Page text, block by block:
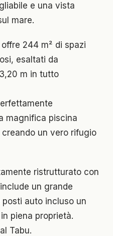
e una vista
mare.
244 m² di spazi
esaltati da
m in tutto
magnifica piscina
un vero rifugio
ristrutturato con
un grande
auto incluso un
piena proprietà.
Tabu.